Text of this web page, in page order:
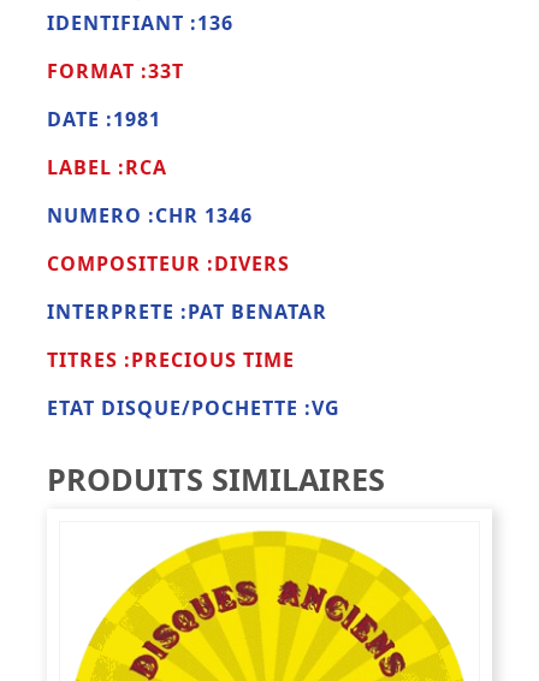
IDENTIFIANT :136
FORMAT :33T
DATE :1981
LABEL :RCA
NUMERO :CHR 1346
COMPOSITEUR :DIVERS
INTERPRETE :PAT BENATAR
TITRES :PRECIOUS TIME
ETAT DISQUE/POCHETTE :VG
PRODUITS SIMILAIRES